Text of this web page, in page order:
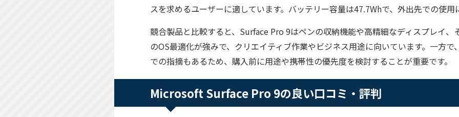
スを求めるユーザーに適しています。バッテリー容量は47.7Whで、外出先での使用
競合製品と比較すると、Surface Pro 9はペンの収納機能や高精細なディスプレイ
のOS最適化が強みで、クリエイティブ作業やビジネス用途に向いています。一方で
での指摘もあるため、購入前に用途や携帯性の優先度を検討することが重要です。
Microsoft Surface Pro 9の良い口コミ・評判